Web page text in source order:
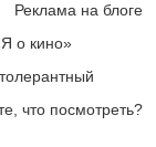
Реклама на блоге
о кино»
что посмотреть?